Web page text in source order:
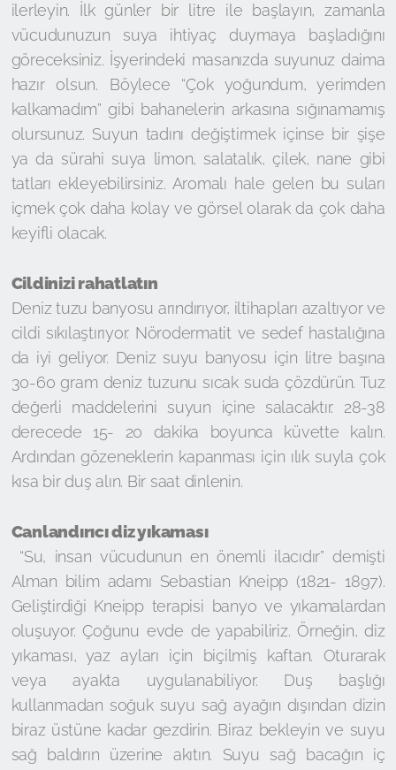
ilerleyin. İlk günler bir litre ile başlayın, zamanla
vücudunuzun suya ihtiyaç duymaya başladığını
göreceksiniz. İşyerindeki masanızda suyunuz daima
hazır olsun. Böylece “Çok yoğundum, yerimden
kalkamadım” gibi bahanelerin arkasına sığınamamış
olursunuz. Suyun tadını değiştirmek içinse bir şişe
ya da sürahi suya limon, salatalık, çilek, nane gibi
tatları ekleyebilirsiniz. Aromalı hale gelen bu suları
içmek çok daha kolay ve görsel olarak da çok daha
keyifli olacak.
Cildinizi rahatlatın
Deniz tuzu banyosu arındırıyor, iltihapları azaltıyor ve
cildi sıkılaştırıyor. Nörodermatit ve sedef hastalığına
da iyi geliyor. Deniz suyu banyosu için litre başına
30-60 gram deniz tuzunu sıcak suda çözdürün. Tuz
değerli maddelerini suyun içine salacaktır. 28-38
derecede 15- 20 dakika boyunca küvette kalın.
Ardından gözeneklerin kapanması için ılık suyla çok
kısa bir duş alın. Bir saat dinlenin.
Canlandırıcı diz yıkaması
“Su, insan vücudunun en önemli ilacıdır” demişti
Alman bilim adamı Sebastian Kneipp (1821- 1897).
Geliştirdiği Kneipp terapisi banyo ve yıkamalardan
oluşuyor. Çoğunu evde de yapabiliriz. Örneğin, diz
yıkaması, yaz ayları için biçilmiş kaftan. Oturarak
veya ayakta uygulanabiliyor. Duş başlığı
kullanmadan soğuk suyu sağ ayağın dışından dizin
biraz üstüne kadar gezdirin. Biraz bekleyin ve suyu
sağ baldırın üzerine akıtın. Suyu sağ bacağın iç